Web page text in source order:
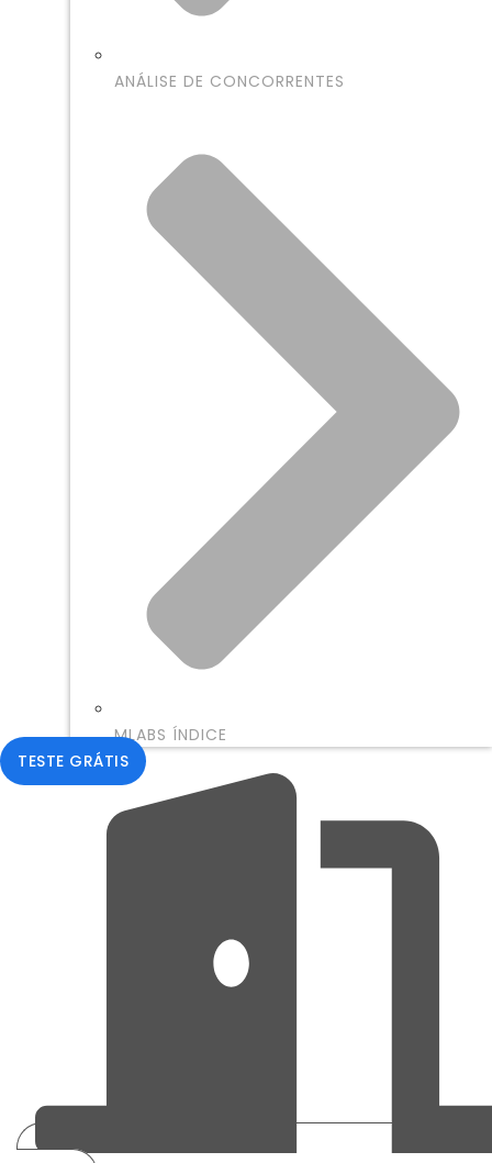
ANÁLISE DE CONCORRENTES
MLABS ÍNDICE
TESTE GRÁTIS